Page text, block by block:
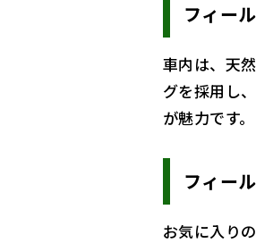
フィー
車内は、天
グを採用し
が魅力です
フィー
お気に入り